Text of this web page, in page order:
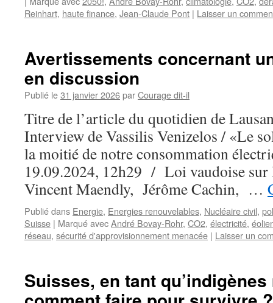
Reinhart, haute finance, Jean-Claude Pont | Laisser un
Avertissements concernant
en discussion
Publié le31 janvier 2026parCourage dit-il
Titre de l’article du quotidien de
Interview de Vassilis Venizelos / «Le
la moitié de notre consommation
19.09.2024, 12h29 / Loi vaudoise sur
Vincent Maendly, Jérôme Cachin, …
Publié dans Energie, Energies renouvelables, Nucléaire civil,
Suisse | Marqué avecAndré Bovay-Rohr, CO2, électricité,
réseau, sécurité d'approvisionnement menacée | Laisser un
Suisses, en tant